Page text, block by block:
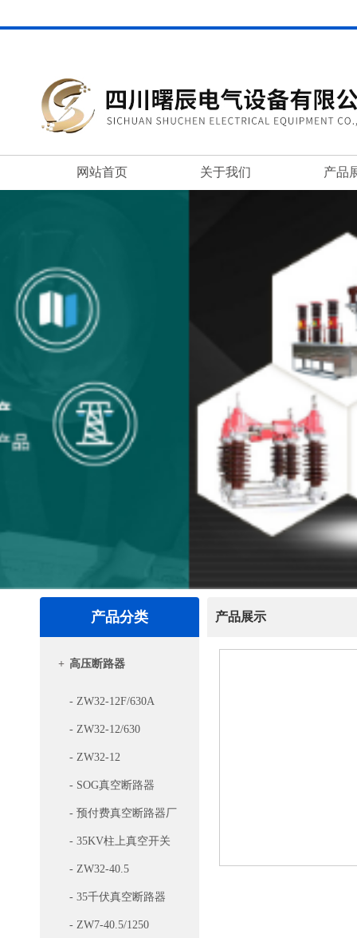
网站首页 关于我们 产品
产品分类
+ 高压断路器
- ZW32-12F/630A
- ZW32-12/630
- ZW32-12
- SOG真空断路器
- 预付费真空断路器厂
- 35KV柱上真空开关
- ZW32-40.5
- 35千伏真空断路器
- ZW7-40.5/1250
产品展示